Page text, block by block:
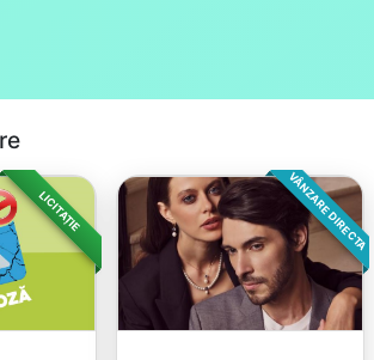
LICITAȚIE VÂNZARE DIRECTA